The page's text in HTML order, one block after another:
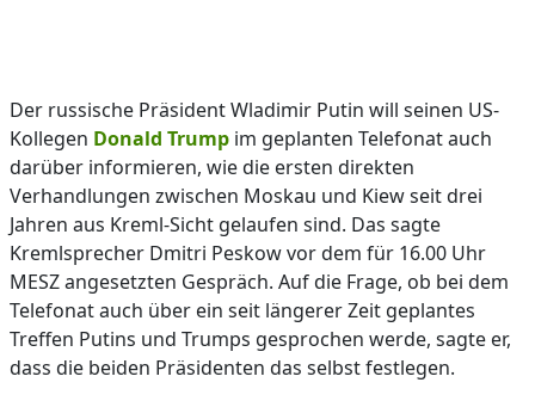
Der russische Präsident Wladimir Putin will seinen US-
Kollegen Donald Trump im geplanten Telefonat auch
darüber informieren, wie die ersten direkten
Verhandlungen zwischen Moskau und Kiew seit drei
Jahren aus Kreml-Sicht gelaufen sind. Das sagte
Kremlsprecher Dmitri Peskow vor dem für 16.00 Uhr
MESZ angesetzten Gespräch. Auf die Frage, ob bei dem
Telefonat auch über ein seit längerer Zeit geplantes
Treffen Putins und Trumps gesprochen werde, sagte er,
dass die beiden Präsidenten das selbst festlegen.